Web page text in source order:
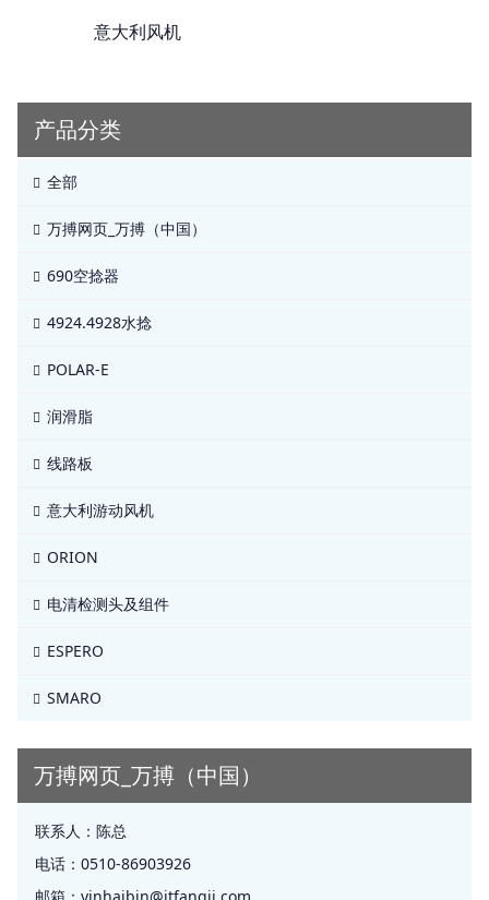
意大利风机
产品分类
全部
万搏网页_万搏（中国）
690空捻器
4924.4928水捻
POLAR-E
润滑脂
线路板
意大利游动风机
ORION
电清检测头及组件
ESPERO
SMARO
万搏网页_万搏（中国）
联系人： 陈总
电话： 0510-86903926